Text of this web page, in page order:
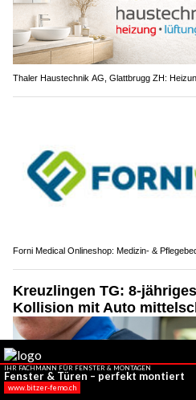
Thaler Haustechnik AG, Glattbrugg ZH:
Forni Medical Onlineshop: Medizin- &
Kreuzlingen TG: 8-
Kollision mit Auto